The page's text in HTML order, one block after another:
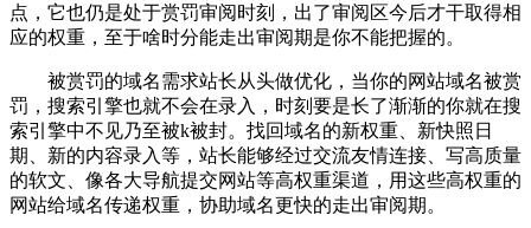
点，它也仍是处于赏罚审阅时刻，出了审阅区今后才干取得相
应的权重，至于啥时分能走出审阅期是你不能把握的。
被赏罚的域名需求站长从头做优化，当你的网站域名被赏
罚，搜索引擎也就不会在录入，时刻要是长了渐渐的你就在搜
索引擎中不见乃至被k被封。找回域名的新权重、新快照日
期、新的内容录入等，站长能够经过交流友情连接、写高质量
的软文、像各大导航提交网站等高权重渠道，用这些高权重的
网站给域名传递权重，协助域名更快的走出审阅期。